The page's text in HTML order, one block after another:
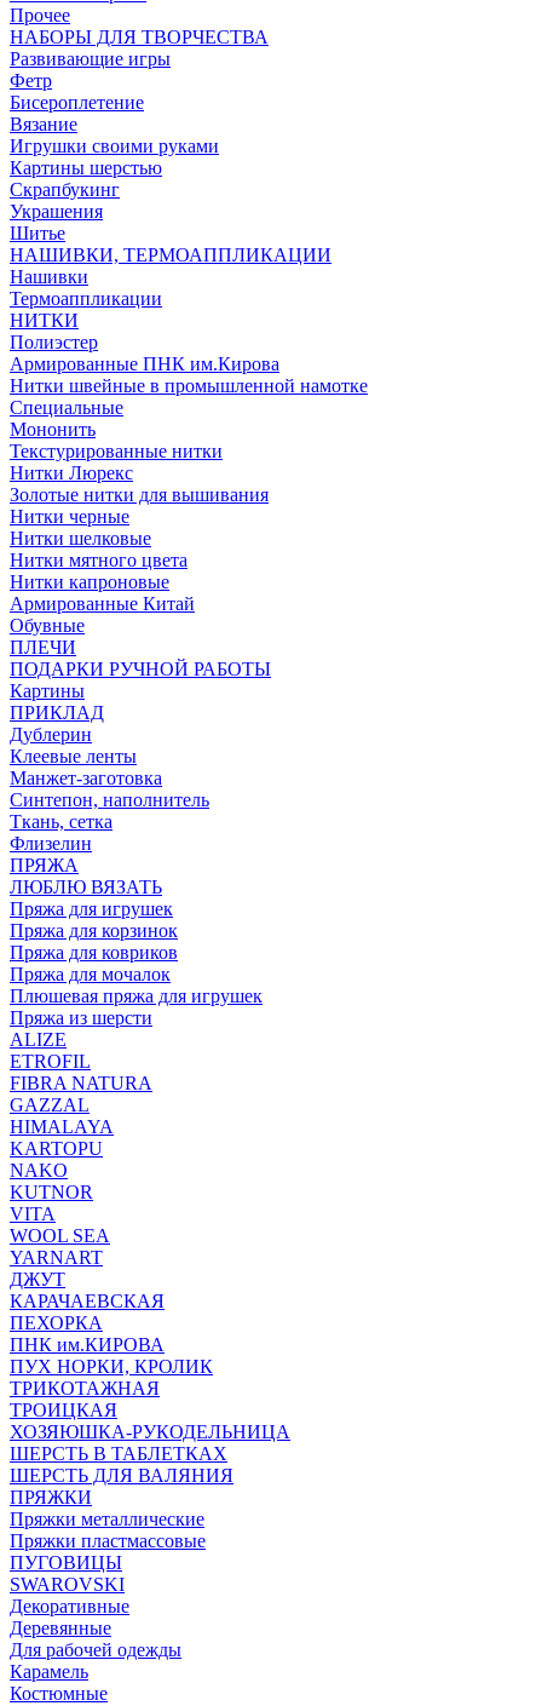
Прочее
НАБОРЫ ДЛЯ ТВОРЧЕСТВА
Развивающие игры
Фетр
Бисероплетение
Вязание
Игрушки своими руками
Картины шерстью
Скрапбукинг
Украшения
Шитье
НАШИВКИ, ТЕРМОАППЛИКАЦИИ
Нашивки
Термоаппликации
НИТКИ
Полиэстер
Армированные ПНК им.Кирова
Нитки швейные в промышленной намотке
Специальные
Мононить
Текстурированные нитки
Нитки Люрекс
Золотые нитки для вышивания
Нитки черные
Нитки шелковые
Нитки мятного цвета
Нитки капроновые
Армированные Китай
Обувные
ПЛЕЧИ
ПОДАРКИ РУЧНОЙ РАБОТЫ
Картины
ПРИКЛАД
Дублерин
Клеевые ленты
Манжет-заготовка
Синтепон, наполнитель
Ткань, сетка
Флизелин
ПРЯЖА
ЛЮБЛЮ ВЯЗАТЬ
Пряжа для игрушек
Пряжа для корзинок
Пряжа для ковриков
Пряжа для мочалок
Плюшевая пряжа для игрушек
Пряжа из шерсти
ALIZE
ETROFIL
FIBRA NATURA
GAZZAL
HIMALAYA
KARTOPU
NAKO
KUTNOR
VITA
WOOL SEA
YARNART
ДЖУТ
КАРАЧАЕВСКАЯ
ПЕХОРКА
ПНК им.КИРОВА
ПУХ НОРКИ, КРОЛИК
ТРИКОТАЖНАЯ
ТРОИЦКАЯ
ХОЗЯЮШКА-РУКОДЕЛЬНИЦА
ШЕРСТЬ В ТАБЛЕТКАХ
ШЕРСТЬ ДЛЯ ВАЛЯНИЯ
ПРЯЖКИ
Пряжки металлические
Пряжки пластмассовые
ПУГОВИЦЫ
SWAROVSKI
Декоративные
Деревянные
Для рабочей одежды
Карамель
Костюмные